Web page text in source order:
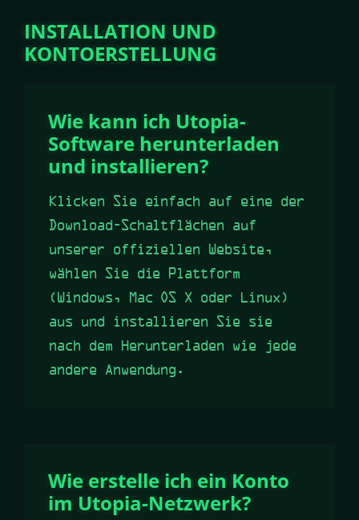
INSTALLATION UND
KONTOERSTELLUNG
Wie kann ich Utopia-
Software herunterladen
und installieren?
Klicken Sie einfach auf eine der
Download-Schaltflächen auf
unserer offiziellen Website,
wählen Sie die Plattform
(Windows, Mac OS X oder Linux)
aus und installieren Sie sie
nach dem Herunterladen wie jede
andere Anwendung.
Wie erstelle ich ein Konto
im Utopia-Netzwerk?